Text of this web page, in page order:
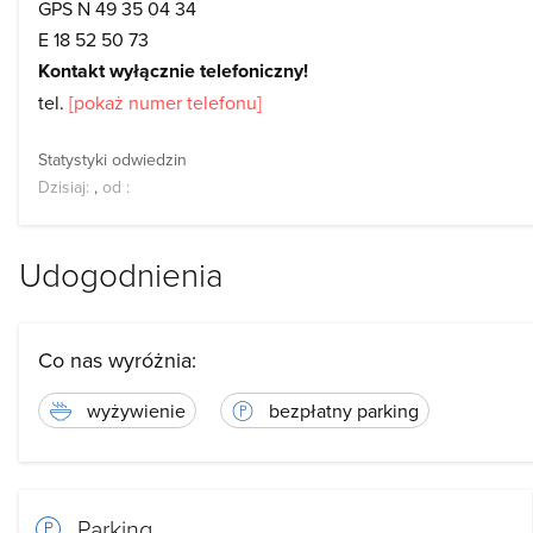
GPS N 49 35 04 34
E 18 52 50 73
Kontakt wyłącznie telefoniczny!
tel. [pokaż numer telefonu]
Statystyki odwiedzin
Dzisiaj: , od :
Udogodnienia
Co nas wyróżnia:
wyżywienie bezpłatny parking